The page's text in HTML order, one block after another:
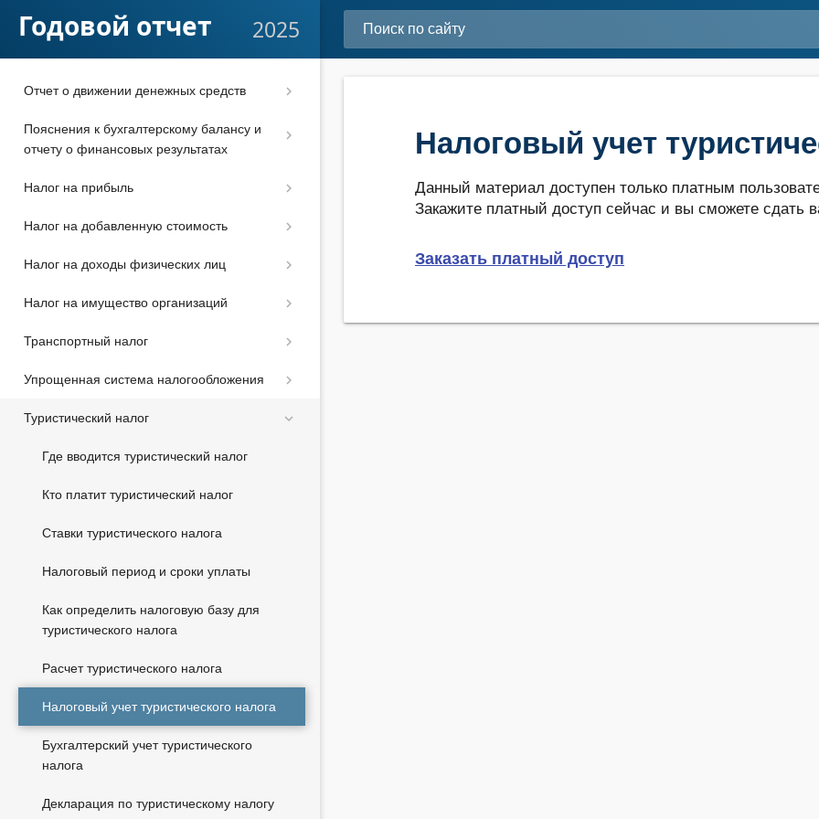
Годовой отчет 2025
Подготовка отчетности к сдаче
Отчет о движении денежных средств
Пояснения к бухгалтерскому балансу и
отчету о финансовых результатах
Налог на прибыль
Налог на добавленную стоимость
Налог на доходы физических лиц
Налог на имущество организаций
Транспортный налог
Упрощенная система налогообложения
Туристический налог
Где вводится туристический налог
Кто платит туристический налог
Ставки туристического налога
Налоговый период и сроки уплаты
Как определить налоговую базу для
туристического налога
Расчет туристического налога
Налоговый учет туристического налога
Бухгалтерский учет туристического
налога
Декларация по туристическому налогу
Налоговый учет
Данный материал доступен только платным
Закажите платный доступ сейчас и вы сможете сдать
Заказать платный доступ